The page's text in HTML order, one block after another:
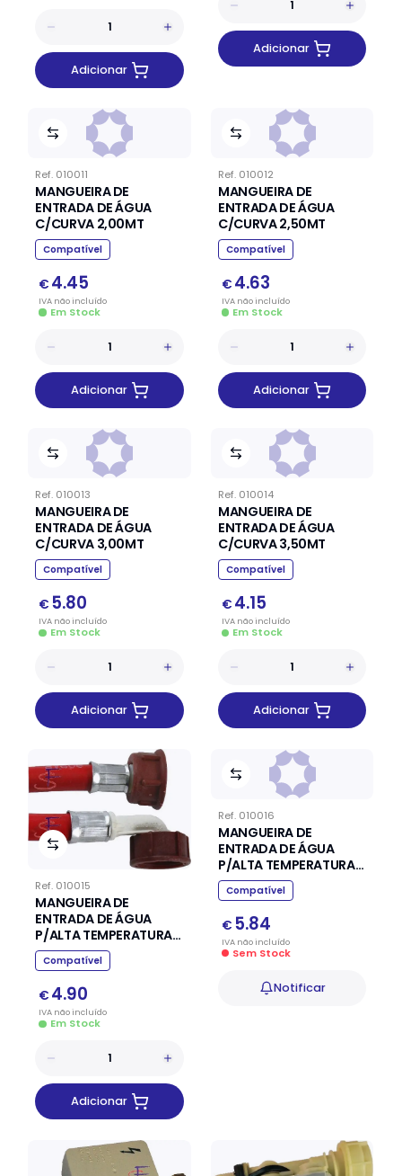
Adicionar
Adicionar
Ref. 010011
MANGUEIRA DE
ENTRADA DE ÁGUA
C/CURVA 2,00MT
Compatível
€ 4.45
IVA nãoincluído
Em Stock
Adicionar
Ref. 010012
MANGUEIRA DE
ENTRADA DE ÁGUA
C/CURVA 2,50MT
Compatível
€ 4.63
IVA nãoincluído
Em Stock
Adicionar
Ref. 010013
MANGUEIRA DE
ENTRADA DE ÁGUA
C/CURVA 3,00MT
Compatível
€ 5.80
IVA nãoincluído
Em Stock
Adicionar
Ref. 010014
MANGUEIRA DE
ENTRADA DE ÁGUA
C/CURVA 3,50MT
Compatível
€ 4.15
IVA nãoincluído
Em Stock
Adicionar
Ref. 010015
MANGUEIRA DE
ENTRADA DE ÁGUA
P/ALTA TEMPERATURA
C/CURVA 1,50MT
Compatível
€ 4.90
IVA nãoincluído
Em Stock
Adicionar
Ref. 010016
MANGUEIRA DE
ENTRADA DE ÁGUA
P/ALTA TEMPERATURA
C/CURVA 2,00MT
Compatível
€ 5.84
IVA nãoincluído
Sem Stock
Notificar